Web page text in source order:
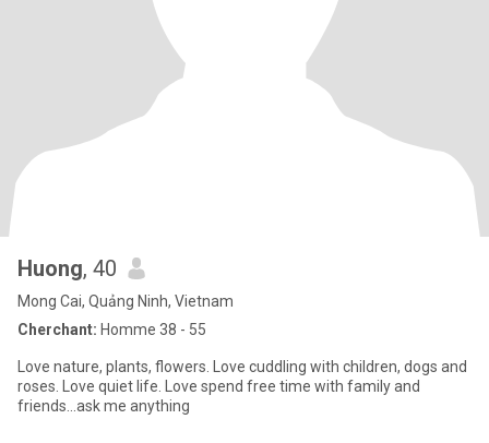
Huong, 40
Mong Cai, Quảng Ninh, Vietnam
Cherchant: Homme 38 - 55
Love nature, plants, flowers. Love cuddling with children, dogs and
roses. Love quiet life. Love spend free time with family and
friends...ask me anything